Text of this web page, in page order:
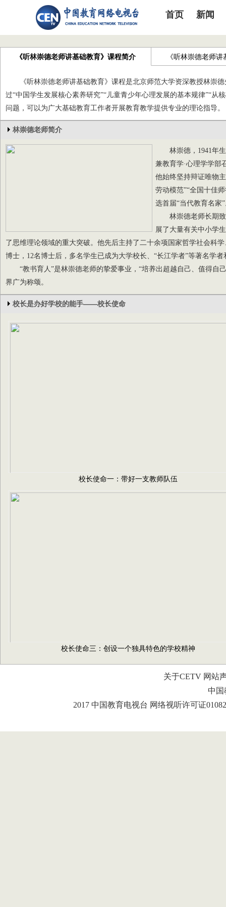
首页 新闻
《听林崇德老师讲基础教育》课程简介 《听林崇德老师
《听林崇德老师讲基础教育》课程是北京师范大学资深教授林崇德
过“中国学生发展核心素养研究”“儿童青少年心理发展的基本规律”“
问题，可以为广大基础教育工作者开展教育教学提供专业的理论指导。
林崇德老师简介
林崇德，1941年生
兼教育学·心理学学部
他始终坚持辩证唯物
劳动模范”“全国十佳
选首届“当代教育名家
林崇德老师长期致
展了大量有关中小学
了思维理论领域的重大突破。他先后主持了二十余项国家哲学社会科
博士，12名博士后，多名学生已成为大学校长、“长江学者”等著名学
“教书育人”是林崇德老师的挚爱事业，“培养出超越自己、值得自
界广为称颂。
校长是办好学校的能手——校长使命
校长使命一：带好一支教师队伍
校长使命三：创设一个独具特色的学校精神
关于CETV 网站
中
2017 中国教育电视台 网络视听许可证